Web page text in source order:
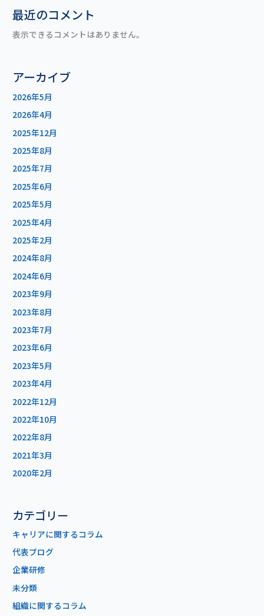
最近のコメント
表示できるコメントはありません。
アーカイブ
2026年5月
2026年4月
2025年12月
2025年8月
2025年7月
2025年6月
2025年5月
2025年4月
2025年2月
2024年8月
2024年6月
2023年9月
2023年8月
2023年7月
2023年6月
2023年5月
2023年4月
2022年12月
2022年10月
2022年8月
2021年3月
2020年2月
カテゴリー
キャリアに関するコラム
代表ブログ
企業研修
未分類
組織に関するコラム